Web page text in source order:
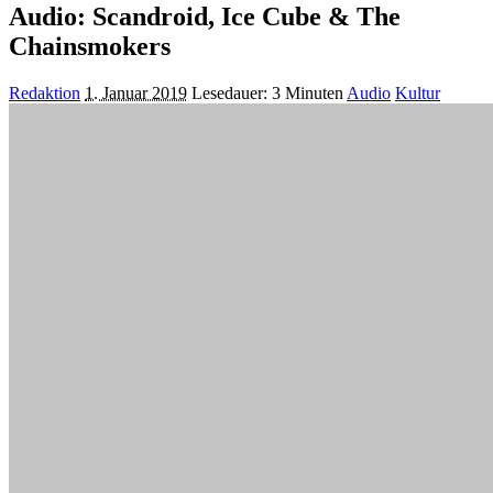
Audio: Scandroid, Ice Cube & The
Chainsmokers
Posted
Redaktion 1. Januar 2019 Lesedauer: 3 Minuten Audio Kultur